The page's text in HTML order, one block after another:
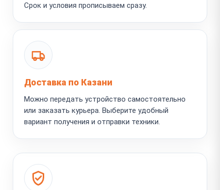
Срок и условия прописываем сразу.
Доставка по Казани
Можно передать устройство самостоятельно
или заказать курьера. Выберите удобный
вариант получения и отправки техники.